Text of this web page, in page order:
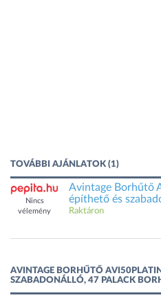
TOVÁBBI AJÁNLATOK (1)
Nincs
vélemény
Avintage Borhűtő
építhető és
Raktáron
AVINTAGE BORHŰTŐ
SZABADONÁLLÓ, 47 PALACK